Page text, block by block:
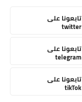
تابعونا على
twitter
تابعونا على
telegram
تابعونا على
tikTok